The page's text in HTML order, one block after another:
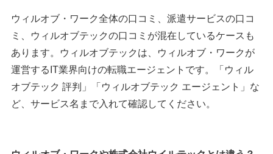
ウィルオブ・ワーク全体の口コミ、派遣サービスの口コ
ミ、ウィルオブテックの口コミが混在しているケースも
あります。ウィルオブテックは、ウィルオブ・ワークが
運営するIT業界向けの転職エージェントです。「ウィル
オブテック 評判」「ウィルオブテック エージェント」な
ど、サービス名まで入れて確認してください。